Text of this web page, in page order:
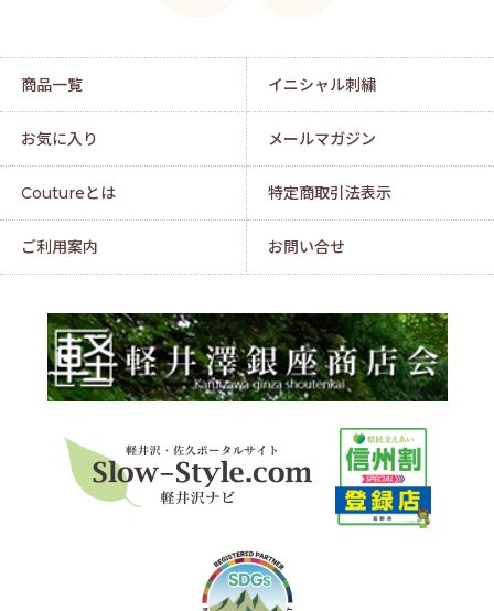
商品一覧 イニシャル刺繍
お気に入り メールマガジン
Coutureとは 特定商取引法表示
ご利用案内 お問い合せ